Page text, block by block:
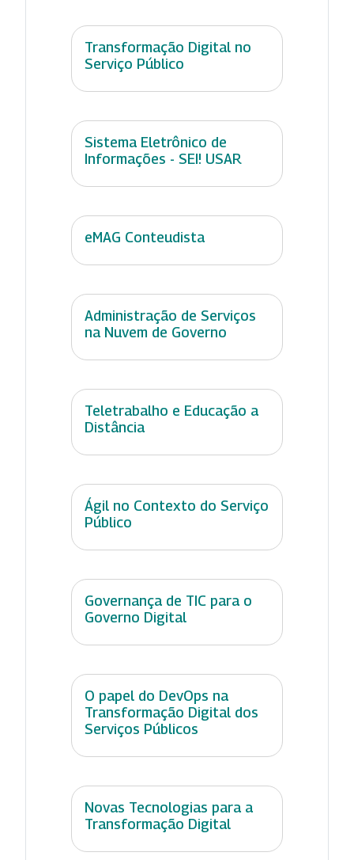
Transformação Digital no
Serviço Público
Sistema Eletrônico de
Informações - SEI! USAR
eMAG Conteudista
Administração de Serviços
na Nuvem de Governo
Teletrabalho e Educação a
Distância
Ágil no Contexto do Serviço
Público
Governança de TIC para o
Governo Digital
O papel do DevOps na
Transformação Digital dos
Serviços Públicos
Novas Tecnologias para a
Transformação Digital